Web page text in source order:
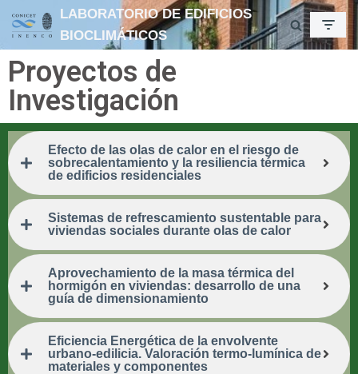
al
contenido
LABORATORIO DE EDIFICIOS
BIOCLIMÁTICOS
Proyectos de
Investigación
Efecto de las olas de calor en el riesgo de
sobrecalentamiento y la resiliencia térmica
de edificios residenciales
Sistemas de refrescamiento sustentable para
viviendas sociales durante olas de calor
Aprovechamiento de la masa térmica del
hormigón en viviendas: desarrollo de una
guía de dimensionamiento
Eficiencia Energética de la envolvente
urbano-edilicia. Valoración termo-lumínica de
materiales y componentes